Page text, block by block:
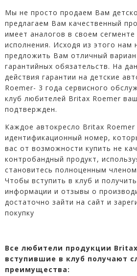
Мы не просто продаем Вам
предлагаем Вам качественный
имеет аналогов в своем сегменте
исполнения. Исходя из этого нам
предложить Вам отличный
гарантийных обязательств. На
действия гарантии на детские
Roemer- 3 года сервисного
клуб любителей Britax Roemer
подтвержден.
Каждое автокресло Britax Roemer
идентификационный номер,
вас от возможности купить не
контробандный продукт,
становитесь полноценным
Чтобы вступить в клуб и
информации и отзывы о
достаточно зайти на сайт и
покупку
Все любители продукции
вступившие в клуб получают
преимущества: